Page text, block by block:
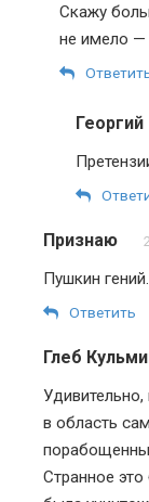
Скажу
не имело —
Георгий
Признаю
Пушкин
Ответить
Глеб
в область
Странное